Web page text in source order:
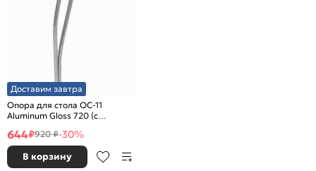
Доставим завтра
Опора для стола OC-11
Aluminum Gloss 720 (с
644₽920 ₽-30%
В корзину